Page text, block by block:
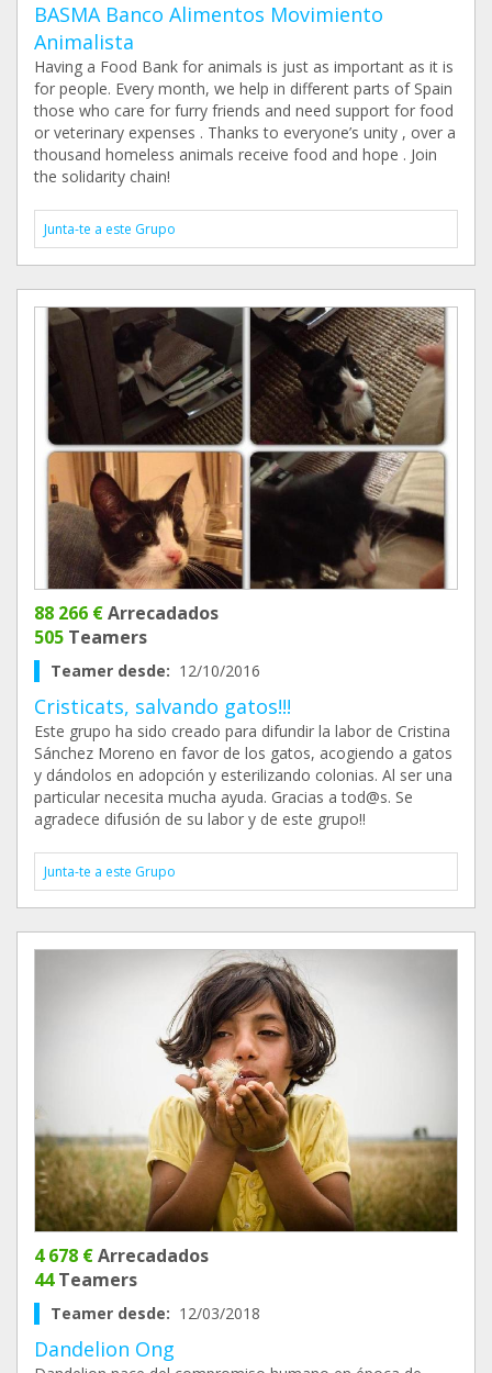
BASMA Banco Alimentos Movimiento
Animalista
Having a Food Bank for animals is just as important as it is
for people. Every month, we help in different parts of Spain
those who care for furry friends and need support for food
or veterinary expenses . Thanks to everyone’s unity , over a
thousand homeless animals receive food and hope . Join
the solidarity chain!
Junta-te a este Grupo
88 266 €Arrecadados
505 Teamers
Teamer desde: 12/10/2016
Cristicats, salvando gatos!!!
Este grupo ha sido creado para difundir la labor de Cristina
Sánchez Moreno en favor de los gatos, acogiendo a gatos
y dándolos en adopción y esterilizando colonias. Al ser una
particular necesita mucha ayuda. Gracias a tod@s. Se
agradece difusión de su labor y de este grupo!!
Junta-te a este Grupo
4 678 €Arrecadados
44Teamers
Teamer desde: 12/03/2018
Dandelion Ong